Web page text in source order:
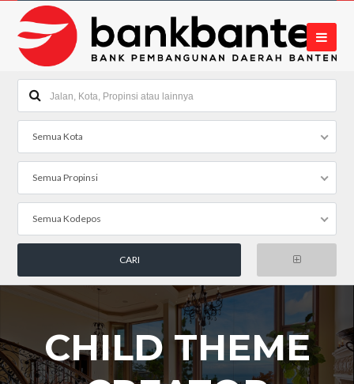
Semua Kota
Semua Propinsi
Semua Kodepos
CHILD THEME